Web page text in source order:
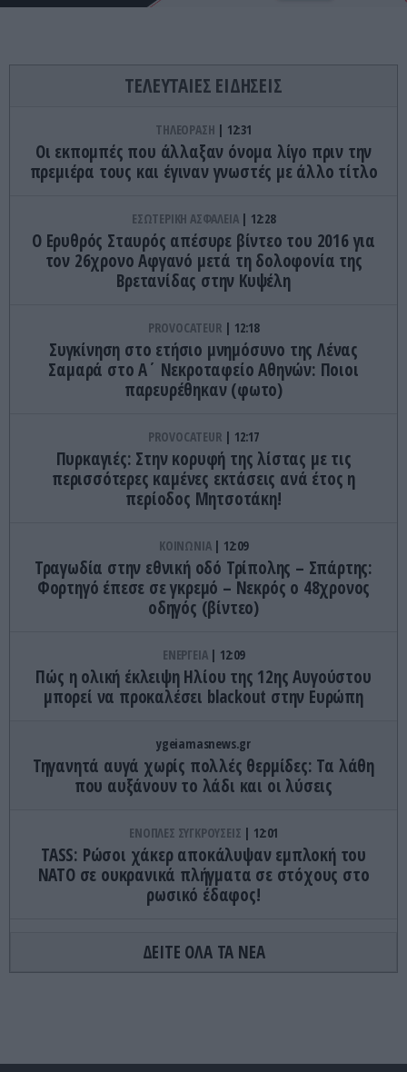
ΤΕΛΕΥΤΑΙΕΣ ΕΙΔΗΣΕΙΣ
ΤΗΛΕΟΡΑΣΗ 12:31
Οι εκπομπές που άλλαξαν όνομα λίγο πριν την
πρεμιέρα τους και έγιναν γνωστές με άλλο τίτλο
ΕΣΩΤΕΡΙΚΗ ΑΣΦΑΛΕΙΑ 12:28
Ο Ερυθρός Σταυρός απέσυρε βίντεο του 2016 για
τον 26χρονο Αφγανό μετά τη δολοφονία της
Βρετανίδας στην Κυψέλη
PROVOCATEUR 12:18
Συγκίνηση στο ετήσιο μνημόσυνο της Λένας
Σαμαρά στο Α΄ Νεκροταφείο Αθηνών: Ποιοι
παρευρέθηκαν (φωτο)
PROVOCATEUR 12:17
Πυρκαγιές: Στην κορυφή της λίστας με τις
περισσότερες καμένες εκτάσεις ανά έτος η
περίοδος Μητσοτάκη!
ΚΟΙΝΩΝΙΑ 12:09
Τραγωδία στην εθνική οδό Τρίπολης – Σπάρτης:
Φορτηγό έπεσε σε γκρεμό – Νεκρός ο 48χρονος
οδηγός (βίντεο)
ΕΝΕΡΓΕΙΑ 12:09
Πώς η ολική έκλειψη Ηλίου της 12ης Αυγούστου
μπορεί να προκαλέσει blackout στην Ευρώπη
ygeiamasnews.gr
Τηγανητά αυγά χωρίς πολλές θερμίδες: Τα λάθη
που αυξάνουν το λάδι και οι λύσεις
ΕΝΟΠΛΕΣ ΣΥΓΚΡΟΥΣΕΙΣ 12:01
TASS: Ρώσοι χάκερ αποκάλυψαν εμπλοκή του
ΝΑΤΟ σε ουκρανικά πλήγματα σε στόχους στο
ρωσικό έδαφος!
Η Αφροδίτη φέρνει έρωτα, τύχη και νέες
ΔΕΙΤΕ ΟΛΑ ΤΑ ΝΕΑ